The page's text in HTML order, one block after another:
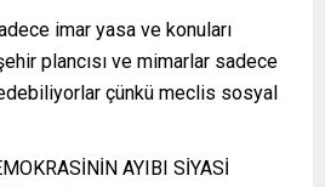
imar yasa ve konuları
plancısı ve mimarlar sadece
çünkü meclis sosyal
AYIBI SİYASİ